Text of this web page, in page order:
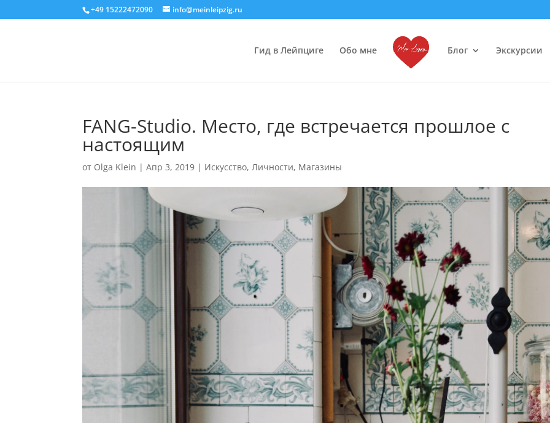
+49 15222472090 info@meinleipzig.ru
Гид в Лейпциге Обо мне Блог Экскурсии
FANG-Studio. Место, где встречается прошлое с
настоящим
от Olga Klein |Апр 3, 2019 | Искусство,Личности, Магазины